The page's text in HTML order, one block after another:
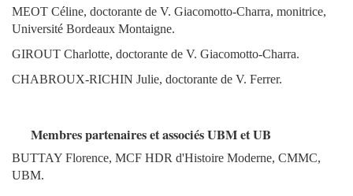
MEOT Céline, doctorante de V. Giacomotto-Charra, monitrice,
Université Bordeaux Montaigne.
GIROUT Charlotte, doctorante de V. Giacomotto-Charra.
CHABROUX-RICHIN Julie, doctorante de V. Ferrer.
Membres partenaires et associés UBM et UB
BUTTAY Florence, MCF HDR d'Histoire Moderne, CMMC,
UBM.